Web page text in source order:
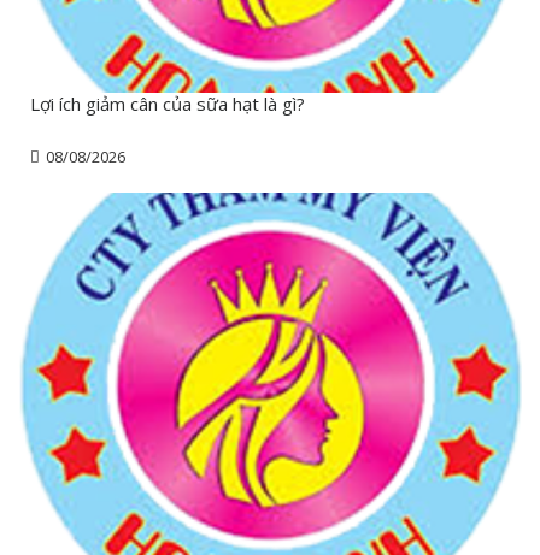
Lợi ích giảm cân của sữa hạt là gì?
08/08/2026